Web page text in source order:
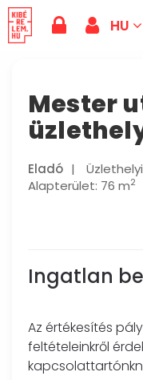
HU
Mester
Eladó |
Alapterület: 76 m2
Ingatlan
Az értékesítés
feltételeinkről